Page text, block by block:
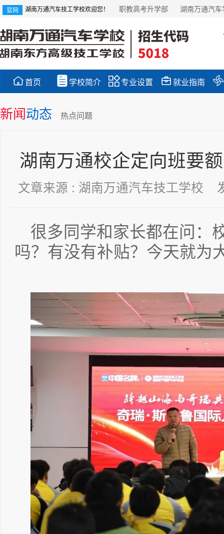
官网 湖南万通汽车技工学校欢迎您！ 职教高考升学部 湖南万通汽车
首页  学校简介 专业设置 就业指南 
新闻动态 热点问题
湖南万通校企定向班要
文章来源 : 湖南万通汽车技工学校
很多同学和家长都在问：
吗？有没有补贴？今天就为